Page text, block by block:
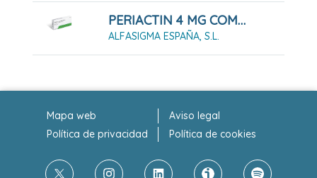
PERIACTIN 4 MG COMPRIMIDOS (30 Comprimidos)
ALFASIGMA ESPAÑA, S.L.
Mapa web
Aviso legal
Política de privacidad
Política de cookies